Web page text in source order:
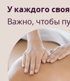
У каждого
Важно, чтобы